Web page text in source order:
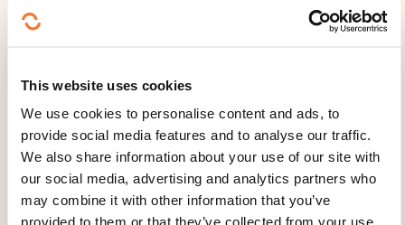
This website uses cookies
We use cookies to personalise content and ads, to
provide social media features and to analyse our traffic.
We also share information about your use of our site with
our social media, advertising and analytics partners who
may combine it with other information that you’ve
provided to them or that they’ve collected from your use
Georges Simon conseille une large gamme de
entreprises du secteur immobilier et du capital-
Georges conseille une large gamme de clients,
notamment des multinationales, des entreprises du
secteur immobilier et du capital-investissement, des